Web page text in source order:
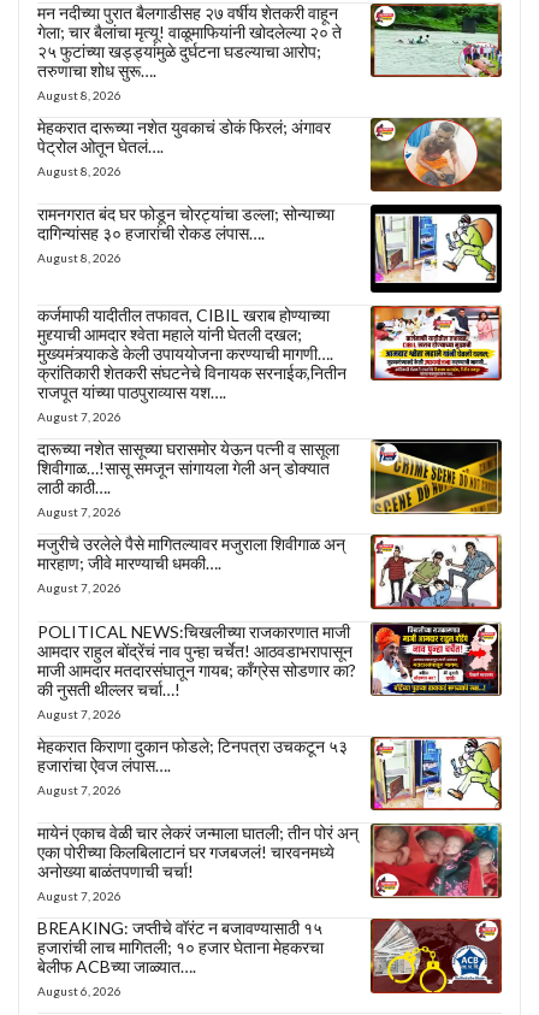
मन नदीच्या पुरात बैलगाडीसह २७ वर्षीय शेतकरी वाहून
गेला; चार बैलांचा मृत्यू! वाळूमाफियांनी खोदलेल्या २० ते
२५ फुटांच्या खड्ड्यांमुळे दुर्घटना घडल्याचा आरोप;
तरुणाचा शोध सुरू….
August 8, 2026
मेहकरात दारूच्या नशेत युवकाचं डोकं फिरलं; अंगावर
पेट्रोल ओतून घेतलं….
August 8, 2026
रामनगरात बंद घर फोडून चोरट्यांचा डल्ला; सोन्याच्या
दागिन्यांसह ३० हजारांची रोकड लंपास….
August 8, 2026
कर्जमाफी यादीतील तफावत, CIBIL खराब होण्याच्या
मुद्द्याची आमदार श्वेता महाले यांनी घेतली दखल;
मुख्यमंत्र्याकडे केली उपाययोजना करण्याची मागणी….
क्रांतिकारी शेतकरी संघटनेचे विनायक सरनाईक,नितीन
राजपूत यांच्या पाठपुराव्यास यश….
August 7, 2026
दारूच्या नशेत सासूच्या घरासमोर येऊन पत्नी व सासूला
शिवीगाळ…!सासू समजून सांगायला गेली अन् डोक्यात
लाठी काठी….
August 7, 2026
मजुरीचे उरलेले पैसे मागितल्यावर मजुराला शिवीगाळ अन्
मारहाण; जीवे मारण्याची धमकी….
August 7, 2026
POLITICAL NEWS:चिखलीच्या राजकारणात माजी
आमदार राहुल बोंद्रेंचं नाव पुन्हा चर्चेत! आठवडाभरापासून
माजी आमदार मतदारसंघातून गायब; काँग्रेस सोडणार का?
की नुसती थील्लर चर्चा…!
August 7, 2026
मेहकरात किराणा दुकान फोडले; टिनपत्रा उचकटून ५३
हजारांचा ऐवज लंपास….
August 7, 2026
मायेनं एकाच वेळी चार लेकरं जन्माला घातली; तीन पोरं अन्
एका पोरीच्या किलबिलाटानं घर गजबजलं! चारवनमध्ये
अनोख्या बाळंतपणाची चर्चा!
August 7, 2026
BREAKING: जप्तीचे वॉरंट न बजावण्यासाठी १५
हजारांची लाच मागितली; १० हजार घेताना मेहकरचा
बेलीफ ACBच्या जाळ्यात….
August 6, 2026